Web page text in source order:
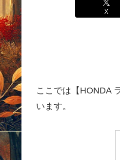
X
ここでは【HONDA
います。